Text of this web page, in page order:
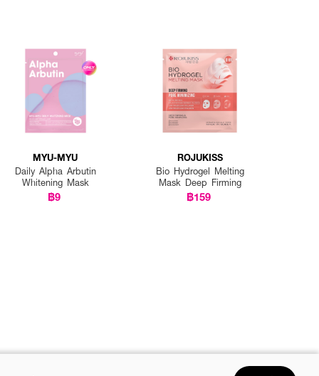
MYU-MYU
Daily Alpha Arbutin
Whitening Mask
฿9
ROJUKISS
Bio Hydrogel Melting
Mask Deep Firming
฿159